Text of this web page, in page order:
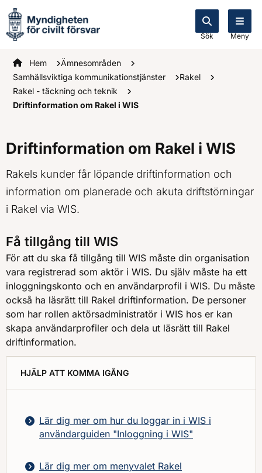
Sök Meny
Startsidan
Hem
Ämnesområden
Samhällsviktiga kommunikationstjänster
Rakel
Rakel - täckning och teknik
Driftinformation om Rakel i WIS
Driftinformation om Rakel i WIS
Rakels kunder får löpande driftinformation och
information om planerade och akuta driftstörningar
i Rakel via WIS.
Få tillgång till WIS
För att du ska få tillgång till WIS måste din organisation
vara registrerad som aktör i WIS. Du själv måste ha ett
inloggningskonto och en användarprofil i WIS. Du måste
också ha läsrätt till Rakel driftinformation. De personer
som har rollen aktörsadministratör i WIS hos er kan
skapa användarprofiler och dela ut läsrätt till Rakel
driftinformation.
HJÄLP ATT KOMMA IGÅNG
Lär dig mer om hur du loggar in i WIS i
användarguiden "Inloggning i WIS"
Lär dig mer om menyvalet Rakel